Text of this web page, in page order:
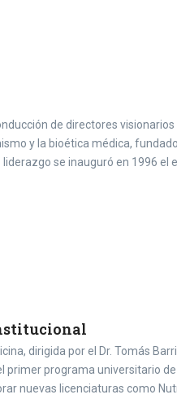
de directores
y la bioética médica,
se inauguró en 1996
dirigida por el Dr. Tomás
primer programa universitario
nuevas licenciaturas como